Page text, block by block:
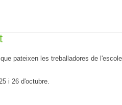
pateixen les treballadores de
i 26 d'octubre.